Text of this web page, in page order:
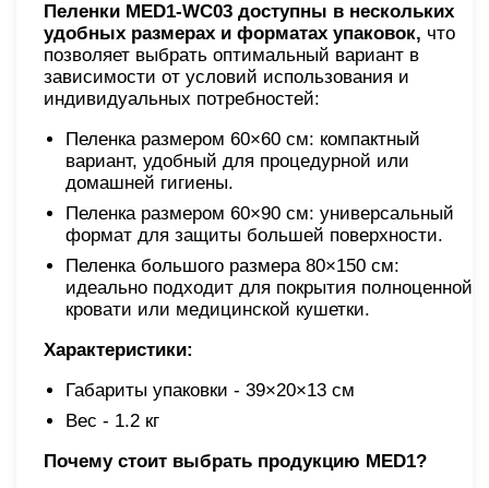
Пеленки MED1-WC03 доступны в нескольких
удобных размерах и форматах упаковок, что
позволяет выбрать оптимальный вариант в
зависимости от условий использования и
индивидуальных потребностей:
Пеленка размером 60×60 см: компактный
вариант, удобный для процедурной или
домашней гигиены.
Пеленка размером 60×90 см: универсальный
формат для защиты большей поверхности.
Пеленка большого размера 80×150 см:
идеально подходит для покрытия полноценной
кровати или медицинской кушетки.
Характеристики:
Габариты упаковки - 39×20×13 см
Вес - 1.2 кг
Почему стоит выбрать продукцию MED1?